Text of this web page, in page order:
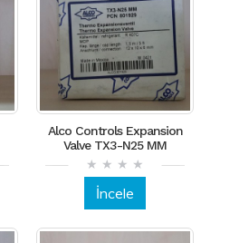
Alco Controls Expansion
Valve TX3-N25 MM
İncele